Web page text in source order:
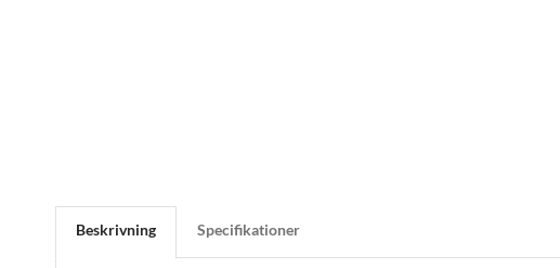
Beskrivning Specifikationer